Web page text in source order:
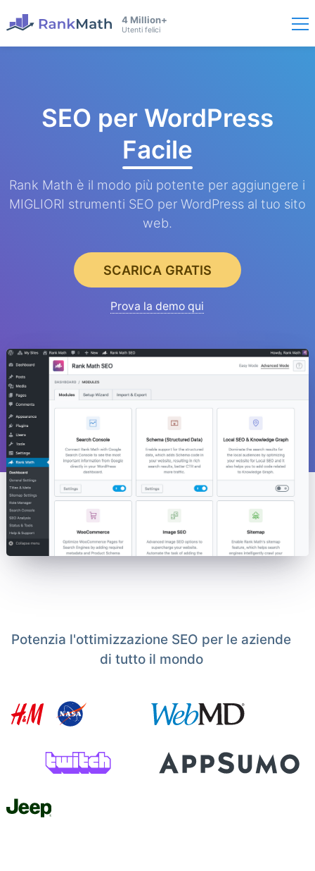
4 Million+
Utenti felici
SEO per WordPress
Facile
Rank Math è il modo più potente per aggiungere i
MIGLIORI strumenti SEO per WordPress al tuo sito
web.
SCARICA GRATIS
Prova la demo qui
Potenzia l'ottimizzazione SEO per le aziende
di tutto il mondo